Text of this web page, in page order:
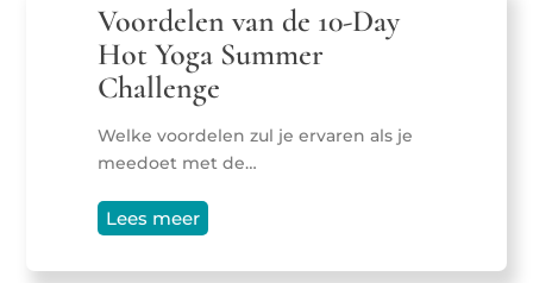
Voordelen van de 10-Day
Hot Yoga Summer
Challenge
Welke voordelen zul je ervaren als je
meedoet met de…
Lees meer